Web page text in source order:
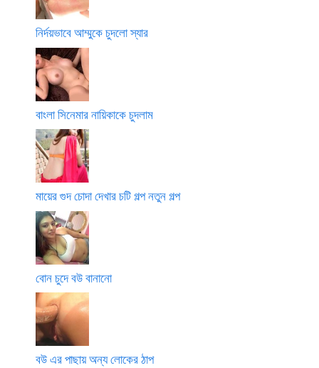
নির্দয়ভাবে আম্মুকে চুদলো স্যার
বাংলা সিনেমার নায়িকাকে চুদলাম
মায়ের গুদ চোদা দেখার চটি গল্প নতুন গল্প
বোন চুদে বউ বানানো
বউ এর পাছায় অন্য লোকের ঠাপ